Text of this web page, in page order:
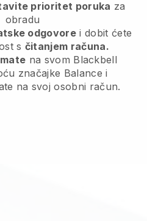
prioritet poruka za
obradu
odgovore i dobit ćete
s čitanjem računa.
na svom Blackbell
značajke Balance i
na svoj osobni račun.